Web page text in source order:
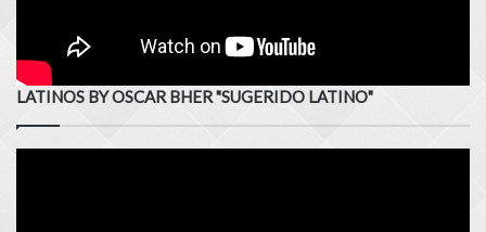
LATINOS BY OSCAR BHER "SUGERIDO LATINO"